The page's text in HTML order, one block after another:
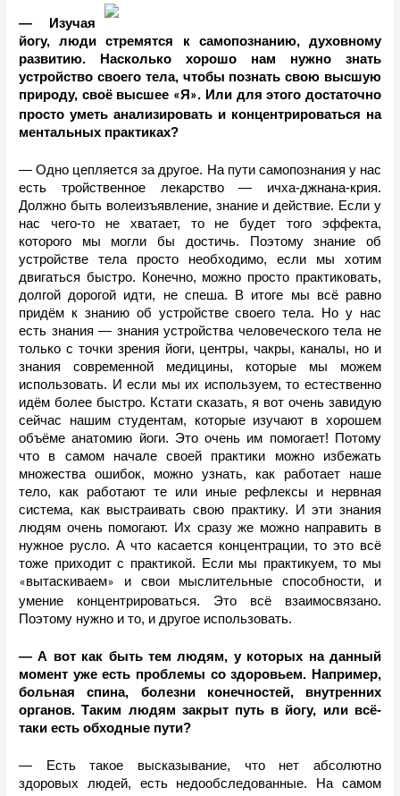
— Изучая
йогу, люди стремятся к самопознанию, духовному
развитию. Насколько хорошо нам нужно знать
устройство своего тела, чтобы познать свою высшую
природу, своë высшее «Я ». Или для этого достаточно
просто уметь анализировать и концентрироваться на
ментальных практиках?
— Одно цепляется за другое. На пути самопознания у нас
есть тройственное лекарство — ичха-джнана-крия.
Должно быть волеизъявление, знание и действие. Если у
нас чего-то не хватает, то не будет того эффекта,
которого мы могли бы достичь. Поэтому знание об
устройстве тела просто необходимо, если мы хотим
двигаться быстро. Конечно, можно просто практиковать,
долгой дорогой идти, не спеша. В итоге мы всё равно
придём к знанию об устройстве своего тела. Но у нас
есть знания — знания устройства человеческого тела не
только с точки зрения йоги, центры, чакры, каналы, но и
знания современной медицины, которые мы можем
использовать. И если мы их используем, то естественно
идём более быстро. Кстати сказать, я вот очень завидую
сейчас нашим студентам, которые изучают в хорошем
объёме анатомию йоги. Это очень им помогает! Потому
что в самом начале своей практики можно избежать
множества ошибок, можно узнать, как работает наше
тело, как работают те или иные рефлексы и нервная
система, как выстраивать свою практику. И эти знания
людям очень помогают. Их сразу же можно направить в
нужное русло. А что касается концентрации, то это всё
«вытаскиваем»
и свои мыслительные способности, и
умение концентрироваться. Это всё взаимосвязано.
Поэтому нужно и то, и другое использовать.
— А вот как быть тем людям, у которых на данный
момент уже есть проблемы со здоровьем. Например,
больная спина, болезни конечностей, внутренних
органов. Таким людям закрыт путь в йогу, или всё-
таки есть обходные пути?
— Есть такое высказывание, что нет абсолютно
здоровых людей, есть недообследованные. На самом